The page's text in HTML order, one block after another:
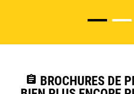
assignment BROCHURES DE